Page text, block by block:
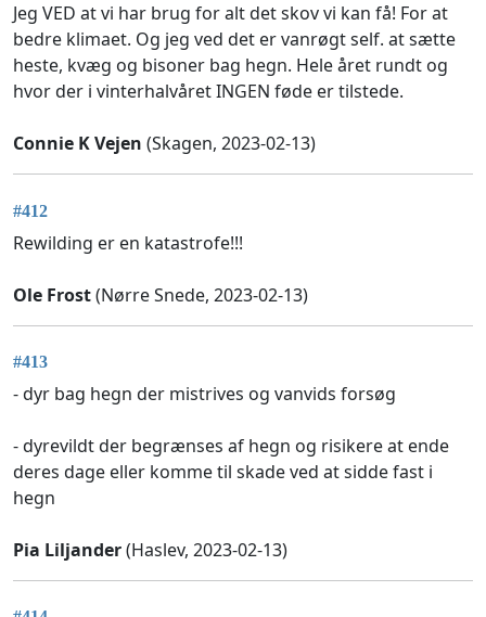
Jeg VED at vi har brug for alt det skov vi kan få! For at
bedre klimaet. Og jeg ved det er vanrøgt self. at sætte
heste, kvæg og bisoner bag hegn. Hele året rundt og
hvor der i vinterhalvåret INGEN føde er tilstede.
Connie K Vejen (Skagen, 2023-02-13)
#412
Rewilding er en katastrofe!!!
Ole Frost(Nørre Snede, 2023-02-13)
#413
- dyr bag hegn der mistrives og vanvids forsøg
- dyrevildt der begrænses af hegn og risikere at ende
deres dage eller komme til skade ved at sidde fast i
hegn
Pia Liljander(Haslev, 2023-02-13)